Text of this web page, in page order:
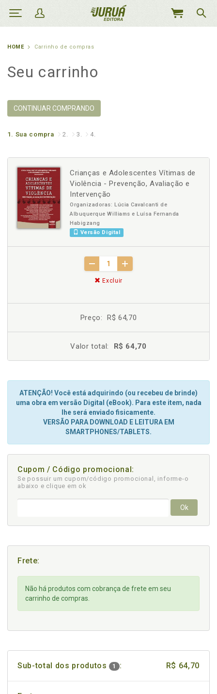
MEU
HOME Carrinho de compras
Seu carrinho
CONTINUAR COMPRANDO
1. Sua compra 2. 3. 4.
Crianças e Adolescentes Vítimas de
Violência - Prevenção, Avaliação e
Intervenção
Organizadoras: Lúcia Cavalcanti de
Albuquerque Williams e Luísa Fernanda
Habigzang
Versão Digital
Excluir
Preço: R$ 64,70
Valor total: R$ 64,70
ATENÇÃO! Você está adquirindo (ou recebeu de brinde)
uma obra em versão Digital (eBook). Para este item, nada
lhe será enviado fisicamente.
VERSÃO PARA DOWNLOAD E LEITURA EM
SMARTPHONES/TABLETS.
Cupom / Código promocional:
Se possuir um cupom/código promocional, informe-o
abaixo e clique em ok
Ok
Frete:
Não há produtos com cobrança de frete em seu
carrinho de compras.
Sub-total dos produtos 1 : R$ 64,70